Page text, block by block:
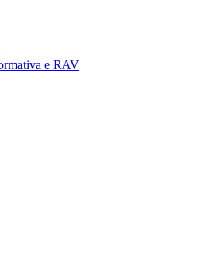
e RAV